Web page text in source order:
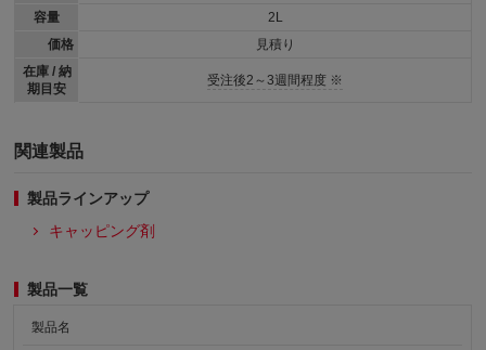
容量
価格
在庫 / 納
期目安
2L
見積り
受注後2～3週間程度 ※
関連製品
製品ラインアップ
キャッピング剤
製品一覧
製品名